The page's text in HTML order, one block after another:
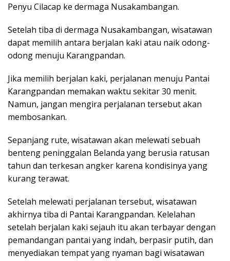
Penyu Cilacap ke dermaga Nusakambangan.
Setelah tiba di dermaga Nusakambangan, wisatawan
dapat memilih antara berjalan kaki atau naik odong-
odong menuju Karangpandan.
Jika memilih berjalan kaki, perjalanan menuju Pantai
Karangpandan memakan waktu sekitar 30 menit.
Namun, jangan mengira perjalanan tersebut akan
membosankan.
Sepanjang rute, wisatawan akan melewati sebuah
benteng peninggalan Belanda yang berusia ratusan
tahun dan terkesan angker karena kondisinya yang
kurang terawat.
Setelah melewati perjalanan tersebut, wisatawan
akhirnya tiba di Pantai Karangpandan. Kelelahan
setelah berjalan kaki sejauh itu akan terbayar dengan
pemandangan pantai yang indah, berpasir putih, dan
menyediakan tempat yang nyaman bagi wisatawan